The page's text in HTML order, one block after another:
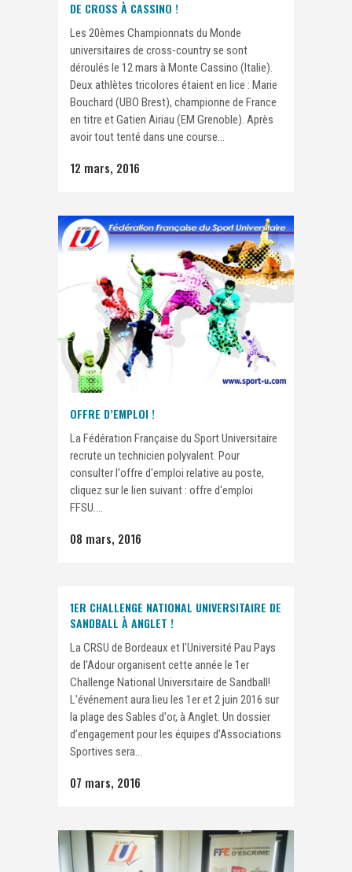
DE CROSS À CASSINO !
Les 20èmes Championnats du Monde
universitaires de cross-country se sont
déroulés le 12 mars à Monte Cassino (Italie).
Deux athlètes tricolores étaient en lice : Marie
Bouchard (UBO Brest), championne de France
en titre et Gatien Airiau (EM Grenoble). Après
avoir tout tenté dans une course...
12 mars, 2016
OFFRE D’EMPLOI !
La Fédération Française du Sport Universitaire
recrute un technicien polyvalent. Pour
consulter l'offre d'emploi relative au poste,
cliquez sur le lien suivant : offre d'emploi
FFSU....
08 mars, 2016
1ER CHALLENGE NATIONAL UNIVERSITAIRE DE
SANDBALL À ANGLET !
La CRSU de Bordeaux et l'Université Pau Pays
de l'Adour organisent cette année le 1er
Challenge National Universitaire de Sandball!
L'événement aura lieu les 1er et 2 juin 2016 sur
la plage des Sables d'or, à Anglet. Un dossier
d’engagement pour les équipes d’Associations
Sportives sera...
07 mars, 2016